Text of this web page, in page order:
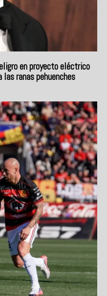
en proyecto eléctrico
ranas pehuenches